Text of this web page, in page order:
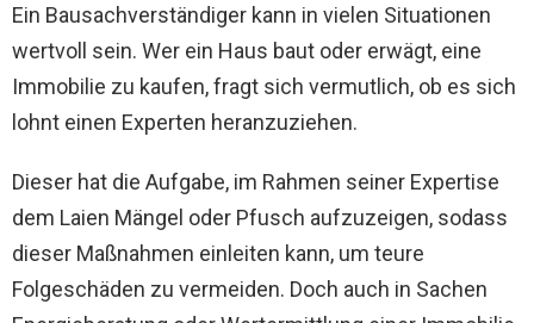
Ein Bausachverständiger kann in vielen Situationen
wertvoll sein. Wer ein Haus baut oder erwägt, eine
Immobilie zu kaufen, fragt sich vermutlich, ob es sich
lohnt einen Experten heranzuziehen.
Dieser hat die Aufgabe, im Rahmen seiner Expertise
dem Laien Mängel oder Pfusch aufzuzeigen, sodass
dieser Maßnahmen einleiten kann, um teure
Folgeschäden zu vermeiden. Doch auch in Sachen